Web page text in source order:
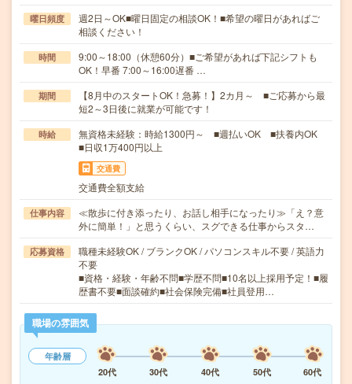
曜日頻度
週2日～OK■曜日固定の相談OK！■希望の曜日があればご
相談ください！
時間
9:00～18:00（休憩60分）■ご希望があれば下記シフトも
OK！早番 7:00～16:00遅番 …
期間
【8月中のスタートOK！急募！】2カ月～ ■ご応募から最
短2～3日後に就業が可能です！
時給
無資格未経験：時給1300円～ ■週払いOK ■扶養内OK
■日収1万400円以上
交通費
交通費全額支給
仕事内容
≪散歩に付き添ったり、お話し相手になったり≫「え？意
外に簡単！」と思うくらい、スグできる仕事からスタ…
応募資格
職種未経験OK / ブランクOK / パソコンスキル不要 / 英語力
不要
■資格・経験・年齢不問■学歴不問■10名以上採用予定！■履
歴書不要■面談確約■社会保険完備■社員登用…
職場の雰囲気
年齢層
20代
30代 40代 50代
60代